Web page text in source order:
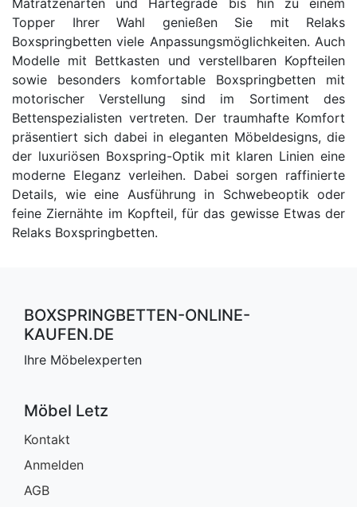
Matratzenarten und Härtegrade bis hin zu einem
Topper Ihrer Wahl genießen Sie mit Relaks
Boxspringbetten viele Anpassungsmöglichkeiten. Auch
Modelle mit Bettkasten und verstellbaren Kopfteilen
sowie besonders komfortable Boxspringbetten mit
motorischer Verstellung sind im Sortiment des
Bettenspezialisten vertreten. Der traumhafte Komfort
präsentiert sich dabei in eleganten Möbeldesigns, die
der luxuriösen Boxspring-Optik mit klaren Linien eine
moderne Eleganz verleihen. Dabei sorgen raffinierte
Details, wie eine Ausführung in Schwebeoptik oder
feine Ziernähte im Kopfteil, für das gewisse Etwas der
Relaks Boxspringbetten.
BOXSPRINGBETTEN-ONLINE-
KAUFEN.DE
Ihre Möbelexperten
Möbel Letz
Kontakt
Anmelden
AGB